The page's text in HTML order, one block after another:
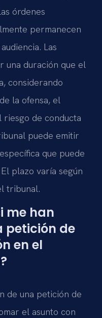
órdenes
permanecen
Las
una duración que el
considerando
la ofensa, el
de conducta
puede emitir
que puede
plazo varía según
tribunal.
me han
petición de
en el
de una petición de
el asunto con